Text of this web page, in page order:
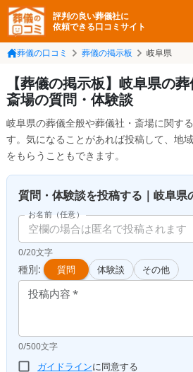
評判の良い葬儀社に
依頼できる口コミサイト
葬儀の口コミ 葬儀の掲示板 岐阜県
【葬儀の掲示板】岐阜県の
斎場の質問・体験談
岐阜県の葬儀全般や葬儀社・斎場に関す
す。気になることがあれば投稿して、地
をもらうこともできます。
質問・体験談を投稿する｜岐阜県
お名前（任意）
0/20文字
種別: 質問 体験談 その他
投稿内容 *
0/500文字
ガイドラインに同意する